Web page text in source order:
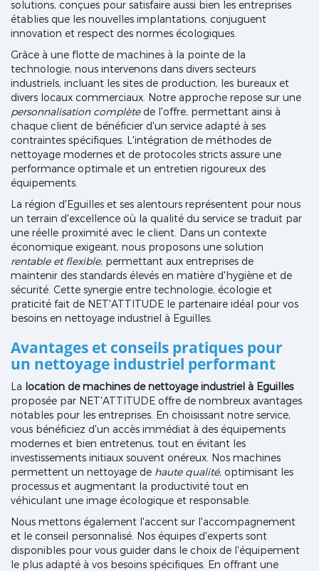
solutions, conçues pour satisfaire aussi bien les entreprises
établies que les nouvelles implantations, conjuguent
innovation et respect des normes écologiques.
Grâce à une flotte de machines à la pointe de la
technologie, nous intervenons dans divers secteurs
industriels, incluant les sites de production, les bureaux et
divers locaux commerciaux. Notre approche repose sur une
personnalisation complètede l'offre, permettant ainsi à
chaque client de bénéficier d'un service adapté à ses
contraintes spécifiques. L'intégration de méthodes de
nettoyage modernes et de protocoles stricts assure une
performance optimale et un entretien rigoureux des
équipements.
La région d'Eguilles et ses alentours représentent pour nous
un terrain d'excellence où la qualité du service se traduit par
une réelle proximité avec le client. Dans un contexte
économique exigeant, nous proposons une solution
rentable et flexible, permettant aux entreprises de
maintenir des standards élevés en matière d'hygiène et de
sécurité. Cette synergie entre technologie, écologie et
praticité fait de NET'ATTITUDE le partenaire idéal pour vos
besoins en nettoyage industriel à Eguilles.
Avantages et conseils pratiques pour
un nettoyage industriel performant
La location de machines de nettoyage industriel à Eguilles
proposée par NET'ATTITUDE offre de nombreux avantages
notables pour les entreprises. En choisissant notre service,
vous bénéficiez d'un accès immédiat à des équipements
modernes et bien entretenus, tout en évitant les
investissements initiaux souvent onéreux. Nos machines
permettent un nettoyage de haute qualité, optimisant les
processus et augmentant la productivité tout en
véhiculant une image écologique et responsable.
Nous mettons également l'accent sur l'accompagnement
et le conseil personnalisé. Nos équipes d'experts sont
disponibles pour vous guider dans le choix de l'équipement
le plus adapté à vos besoins spécifiques. En offrant une